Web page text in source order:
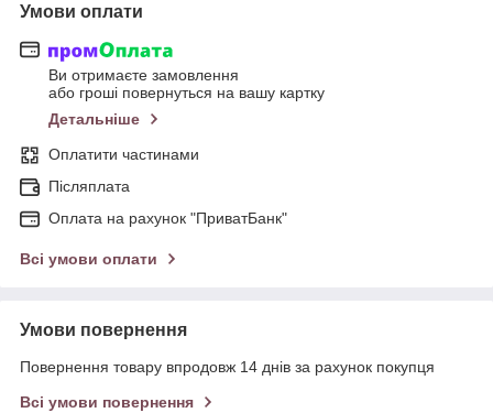
Умови оплати
Ви отримаєте замовлення
або гроші повернуться на вашу картку
Детальніше
Оплатити частинами
Післяплата
Оплата на рахунок "ПриватБанк"
Всі умови оплати
Умови повернення
Повернення товару впродовж 14 днів за рахунок покупця
Всі умови повернення